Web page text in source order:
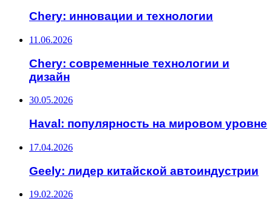
Chery: инновации и технологии
11.06.2026
Chery: современные технологии и
дизайн
30.05.2026
Haval: популярность на мировом уровне
17.04.2026
Geely: лидер китайской автоиндустрии
19.02.2026